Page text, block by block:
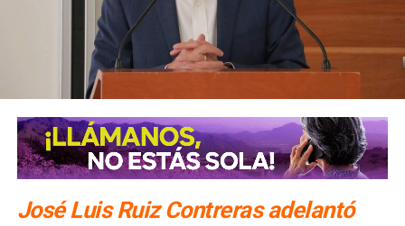
José Luis Ruiz Contreras adelantó